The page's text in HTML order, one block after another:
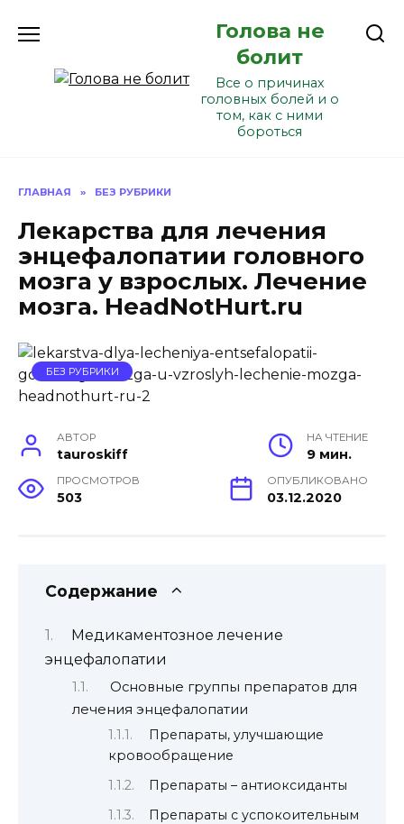
Голова не
болит
Все о причинах
головных болей и о
том, как с ними
бороться
ГЛАВНАЯ » БЕЗ РУБРИКИ
Лекарства для лечения
энцефалопатии головного
мозга у взрослых. Лечение
мозга. HeadNotHurt.ru
БЕЗ РУБРИКИ
АВТОР
tauroskiff
НА ЧТЕНИЕ
9 мин.
ПРОСМОТРОВ
503
ОПУБЛИКОВАНО
03.12.2020
Содержание
Медикаментозное лечение
энцефалопатии
Основные группы препаратов для
лечения энцефалопатии
Препараты, улучшающие
кровообращение
Препараты – антиоксиданты
Препараты с успокоительным